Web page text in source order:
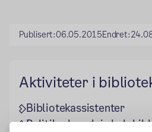
Publisert:06.05.2015Endret:
Aktiviteter i
Bibliotekassistenter
Politikerbesøk i